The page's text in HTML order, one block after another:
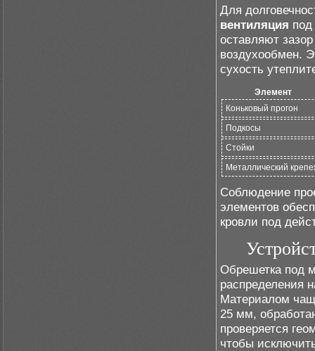
Для
вентиляция
оставляют
воздухообмен.
сухость
Элемент
Коньковый прогон
Подкосы
Стойки
Металлический
Соблюдение
элементов
кровли под
Обрешетка под
распределения
Материалом
25 мм,
проверяется
чтобы